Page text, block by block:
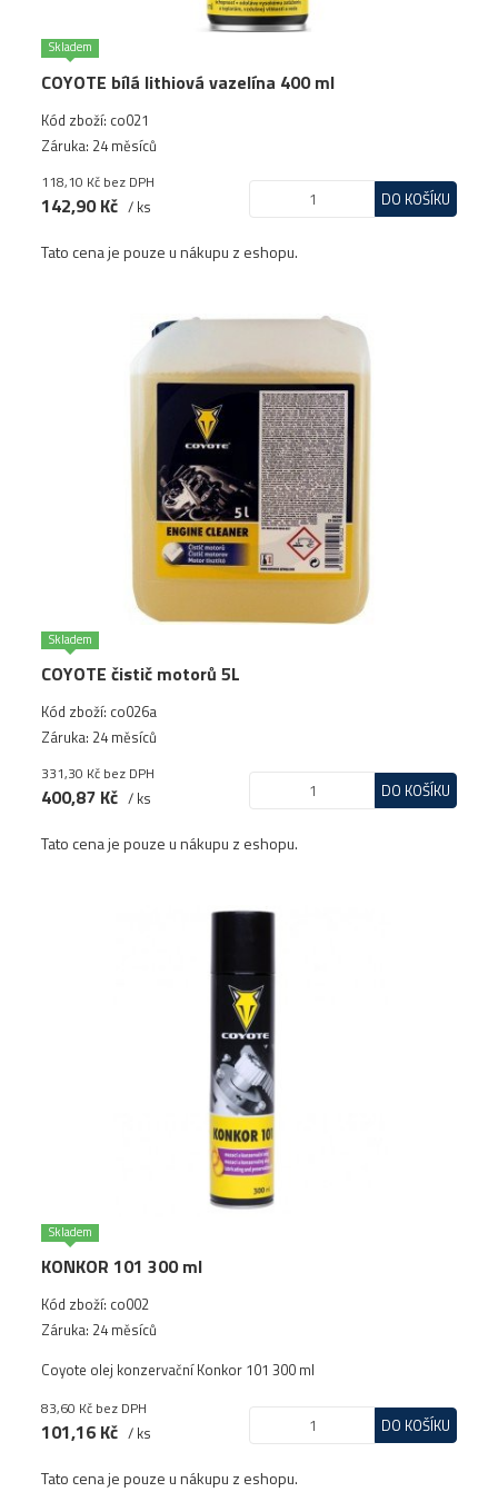
Skladem
COYOTE bílá lithiová vazelína 400 ml
Kód zboží: co021
Záruka: 24 měsíců
118,10 Kč bez DPH
142,90 Kč / ks DO KOŠÍKU
Tato cena je pouze u nákupu z eshopu.
Skladem
COYOTE čistič motorů 5L
Kód zboží: co026a
Záruka: 24 měsíců
331,30 Kč bez DPH
400,87 Kč / ks DO KOŠÍKU
Tato cena je pouze u nákupu z eshopu.
Skladem
KONKOR 101 300 ml
Kód zboží: co002
Záruka: 24 měsíců
Coyote olej konzervační Konkor 101 300 ml
83,60 Kč bez DPH
101,16 Kč / ks DO KOŠÍKU
Tato cena je pouze u nákupu z eshopu.